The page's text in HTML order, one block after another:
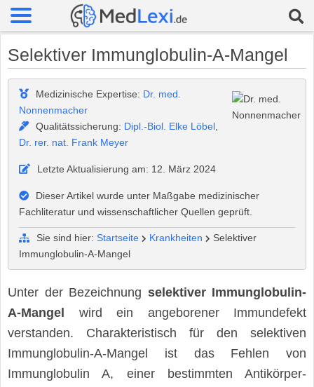
Selektiver Immunglobulin-A-Mangel
Medizinische Expertise: Dr. med.
Nonnenmacher
Qualitätssicherung: Dipl.-Biol. Elke Löbel,
Dr. rer. nat. Frank Meyer
Letzte Aktualisierung am: 12. März 2024
Dieser Artikel wurde unter Maßgabe medizinischer
Fachliteratur und wissenschaftlicher Quellen geprüft.
Sie sind hier: Startseite Krankheiten
Selektiver
Immunglobulin-A-Mangel
Unter der Bezeichnung selektiver Immunglobulin-
A-Mangel wird ein angeborener Immundefekt
verstanden. Charakteristisch für den selektiven
Immunglobulin-A-Mangel ist das Fehlen von
Immunglobulin A, einer bestimmten Antikörper-